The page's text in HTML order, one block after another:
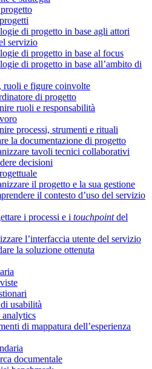
di progetto in base agli attori
servizio
di progetto in base al focus
di progetto in base all’ambito di
ruoli e figure coinvolte
di progetto
ruoli e responsabilità
processi, strumenti e rituali
la documentazione di progetto
tavoli tecnici collaborativi
decisioni
il progetto e la sua gestione
il contesto d’uso del servizio
i processi e i touchpointdel
l’interfaccia utente del servizio
la soluzione ottenuta
usabilità
di mappatura dell’esperienza
documentale